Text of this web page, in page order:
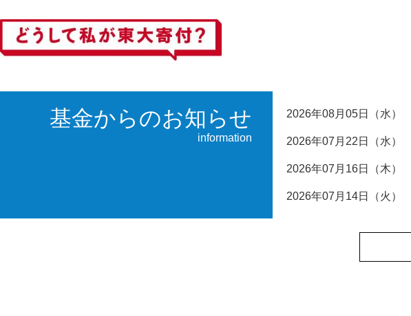
基金からのお知らせ
information
2026年08月05日（水）
2026年07月22日（水）
2026年07月16日（木）
2026年07月14日（火）